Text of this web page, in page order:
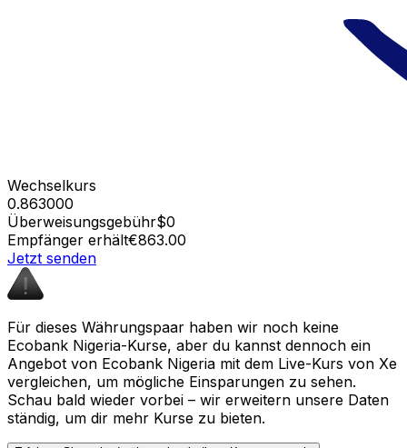
Wechselkurs
0.863000
Überweisungsgebühr$0
Empfänger erhält€863.00
Jetzt senden
Für dieses Währungspaar haben wir noch keine
Ecobank Nigeria-Kurse, aber du kannst dennoch ein
Angebot von Ecobank Nigeria mit dem Live-Kurs von Xe
vergleichen, um mögliche Einsparungen zu sehen.
Schau bald wieder vorbei – wir erweitern unsere Daten
ständig, um dir mehr Kurse zu bieten.